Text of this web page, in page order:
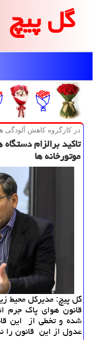
گل پیچ
در كارگروه كاهش آلودگی
تاكید برالزام
موتورخانه ها
گل پیچ: مدیركل محیط
قانون هوای پاك جرم
شده و تخطی از این
عدول از این قانون را